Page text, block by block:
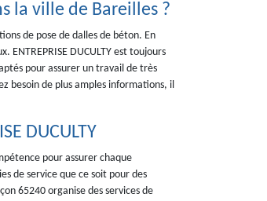
la ville de Bareilles ?
de pose de dalles de béton. En
DUCULTY est toujours
pour assurer un travail de très
besoin de plus amples informations, il
DUCULTY
pour assurer chaque
de service que ce soit pour des
65240 organise des services de